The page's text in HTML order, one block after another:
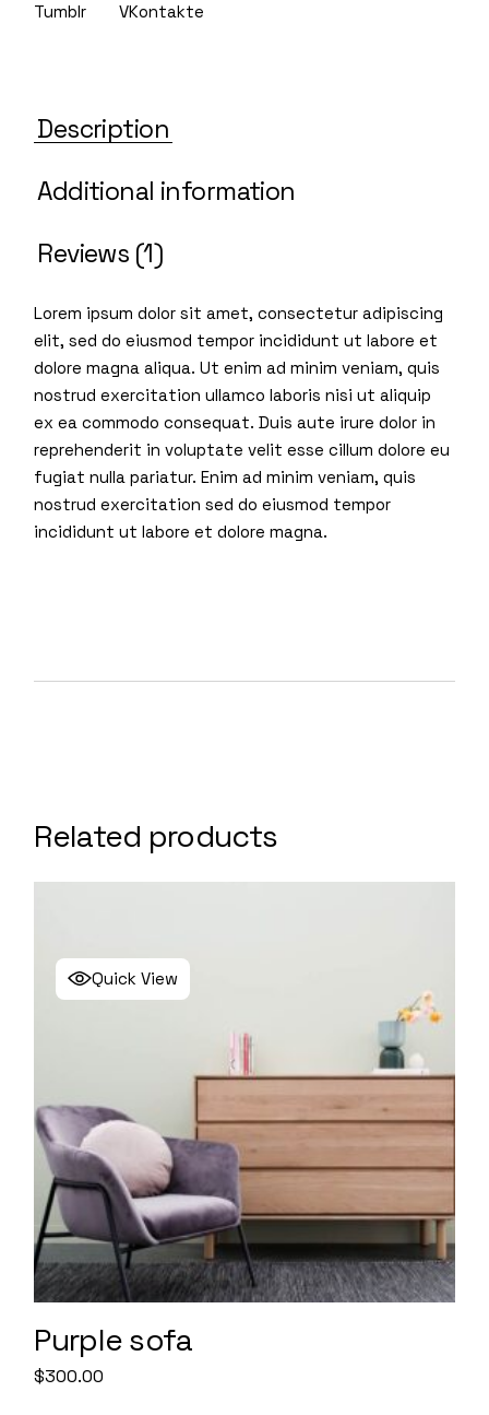
Tumblr
VKontakte
Description
Additional information
Reviews (1)
Lorem ipsum dolor sit amet, consectetur adipiscing
elit, sed do eiusmod tempor incididunt ut labore et
dolore magna aliqua. Ut enim ad minim veniam, quis
nostrud exercitation ullamco laboris nisi ut aliquip
ex ea commodo consequat. Duis aute irure dolor in
reprehenderit in voluptate velit esse cillum dolore eu
fugiat nulla pariatur. Enim ad minim veniam, quis
nostrud exercitation sed do eiusmod tempor
incididunt ut labore et dolore magna.
Related products
Quick View
Purple sofa
$300.00